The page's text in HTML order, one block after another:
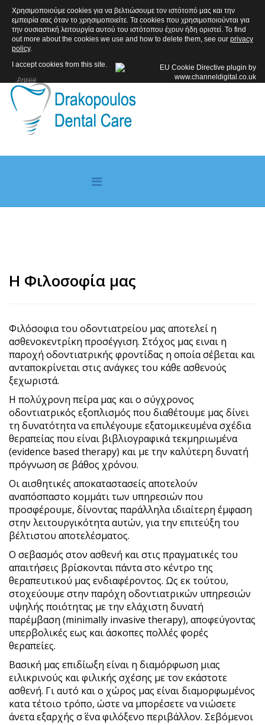
ΑΚΟΛΟΥΘΗΣΤΕ ΜΑΣ
Η Φιλοσοφία μας
Φιλόσοφια του οδοντιατρείου μας αποτελεί η
ασθενοκεντρίκη προσέγγιση. Στόχος μας ειναι η
παροχή οδοντιατρικής φροντίδας η οποία σέβεται και
ανταποκρίνεται στις ανάγκες του κάθε ασθενούς
ξεχωριστά.
Η πολύχρονη πείρα μας και ο σύγχρονος
οδοντιατρικός εξοπλισμός που διαθέτουμε μας δίνει
τη δυνατότητα να επιλέγουμε εξατομικευμένα σχέδια
θεραπείας που είναι βιβλιογραφικά τεκμηριωμένα
(evidence based therapy) και με την καλύτερη δυνατή
πρόγνωση σε βάθος χρόνου.
Οι αισθητικές αποκαταστασείς αποτελούν
αναπόσπαστο κομμάτι των υπηρεσιών που
προσφέρουμε, δίνοντας παράλληλα ιδιαίτερη έμφαση
στην λειτουργικότητα αυτών, για την επιτεύξη του
βέλτιστου αποτελέσματος.
Ο σεβασμός στον ασθενή και στις πραγματικές του
απαιτήσεις βρίσκονται πάντα στο κέντρο της
θεραπευτικού μας ενδιαφέροντος. Ως εκ τούτου,
στοχεύουμε στην παρόχη οδοντιατρικών υπηρεσιών
υψηλής ποιότητας με την ελάχιστη δυνατή
παρέμβαση (minimally invasive therapy), αποφεύγοντας
υπερβολικές εως και άσκοπες πολλές φορές
θεραπείες.
Βασική μας επιδίωξη είναι η διαμόρφωση μιας
ειλικρινούς και φιλικής σχέσης με τον εκάστοτε
ασθενή. Γι αυτό και ο χώρος μας είναι διαμορφωμένος
κατα τέτοιο τρόπο, ώστε να μπορέσετε να νιώσετε
άνετα εξαρχής σ΄ ένα φιλόξενο περιβάλλον. Σεβόμενοι
Χρησιμοποιούμε cookies για να βελτιώσουμε τον ιστότοπό μας και την
εμπειρία σας όταν το χρησιμοποιείτε. Τα cookies που χρησιμοποιούνται για
την ουσιαστική λειτουργία αυτού του ιστότοπου έχουν ήδη οριστεί. To find
out more about the cookies we use and how to delete them, see our privacy
policy.
I accept cookies from this site.
Agree